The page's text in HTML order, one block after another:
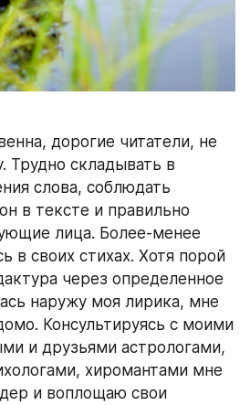
дорогие читатели, не
Трудно складывать в
слова, соблюдать
в тексте и правильно
лица. Более-менее
в своих стихах. Хотя порой
через определенное
наружу моя лирика, мне
Консультируясь с моими
и друзьями астрологами,
хиромантами мне
и воплощаю свои